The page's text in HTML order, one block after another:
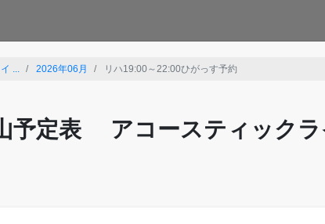
... 2026年06月 リハ19:00～22:00ひがっす予約
予定表 アコースティックラ